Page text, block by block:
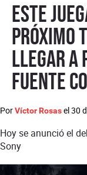
Este
próximo
llegar a
fuente
PorVíctor Rosasel30
Hoy se anunció el
Sony